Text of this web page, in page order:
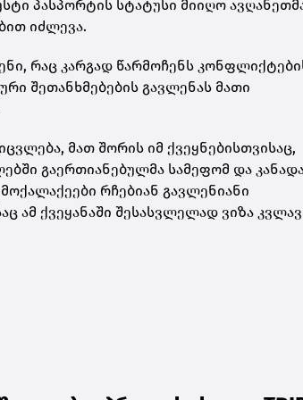
პასპორტის სტატუსი მიიღო
იძლევა.
რაც კარგად წარმოჩენს
შეთანხმებების გავლენას მათი
მათ შორის იმ ქვეყნებისთვისაც,
გაერთიანებულმა სამეფომ და
რჩებიან გავლენიანი
ქვეყანაში შესასვლელად ვიზა კვლავ